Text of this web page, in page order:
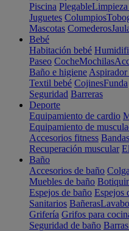
Piscina PlegableLimpieza
Juguetes Columpios
Mascotas Comederos
Bebé
Habitación bebé
Paseo CocheMochilas
Baño e higiene Aspirador
Textil bebé CojinesFunda
Seguridad Barreras
Deporte
Equipamiento de cardio
Equipamiento de
Accesorios fitness Bandas
Recuperación muscular
Baño
Accesorios de baño
Muebles de baño
Espejos de baño Espejos
Sanitarios Bañeras
Grifería Grifos para
Seguridad de baño